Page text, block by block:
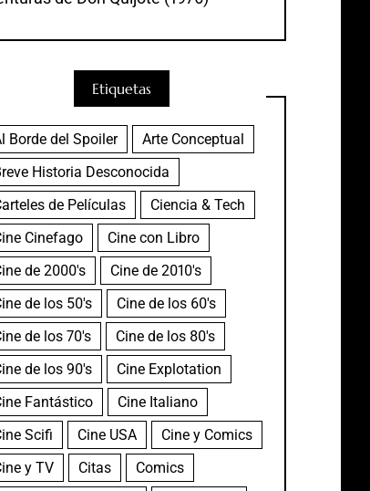
Etiquetas
Borde del Spoiler
Arte Conceptual
Historia Desconocida
de Películas
Ciencia & Tech
Cinefago
Cine con Libro
de 2000's
Cine de 2010's
de los 50's
Cine de los 60's
de los 70's
Cine de los 80's
de los 90's
Cine Explotation
Fantástico
Cine Italiano
Scifi
Cine USA
Cine y Comics
y TV
Citas
Comics